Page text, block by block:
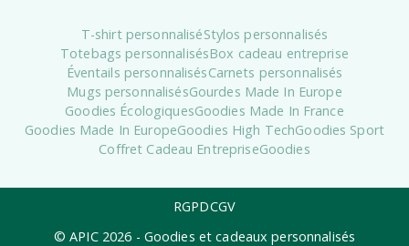
T-shirt personnaliséStylos personnalisés
Totebags personnalisésBox cadeau entreprise
Éventails personnalisésCarnets personnalisés
Mugs personnalisésGourdes Made In Europe
Goodies ÉcologiquesGoodies Made In France
Goodies Made In EuropeGoodies High TechGoodies Sport
Coffret Cadeau EntrepriseGoodies
RGPDCGV
© APIC 2026 - Goodies et cadeaux personnalisés